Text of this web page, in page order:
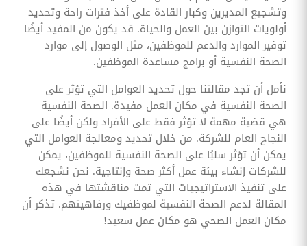
وتشجيع المديرين وكبار القادة على أخذ فترات راحة وتحديد
أولويات التوازن بين العمل والحياة. قد يكون من المفيد أيضًا
توفير الموارد والدعم للموظفين، مثل الوصول إلى موارد
الصحة النفسية أو برامج مساعدة الموظفين.
نأمل أن تجد مقالتنا حول تحديد العوامل التي تؤثر على
الصحة النفسية في مكان العمل مفيدة. الصحة النفسية
هي قضية مهمة لا تؤثر فقط على الأفراد ولكن أيضًا على
النجاح العام للشركة. من خلال تحديد ومعالجة العوامل التي
يمكن أن تؤثر سلبًا على الصحة النفسية للموظفين، يمكن
للشركات إنشاء بيئة عمل أكثر صحة وإنتاجية. نحن نشجعك
على تنفيذ الاستراتيجيات التي تمت مناقشتها في هذه
المقالة لدعم الصحة النفسية لموظفيك ورفاهيتهم. تذكر أن
مكان العمل الصحي هو مكان عمل سعيد!